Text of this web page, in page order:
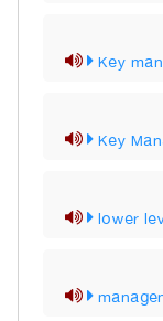
Key
Key
lower